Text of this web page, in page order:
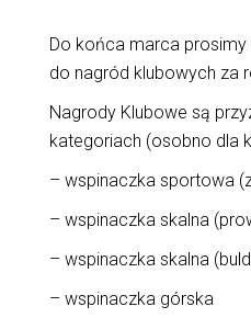
Do końca marca prosimy
do nagród klubowych za
Nagrody Klubowe są
kategoriach (osobno dla
– wspinaczka sportowa
– wspinaczka skalna
– wspinaczka skalna
– wspinaczka górska